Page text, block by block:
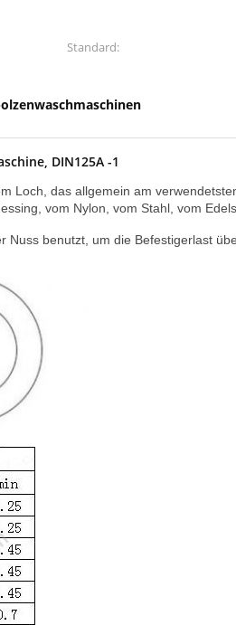
Standard:
DIN125A -1
Loch, das allgemein am
vom Nylon, vom Stahl, vom
benutzt, um die Befestigerlast